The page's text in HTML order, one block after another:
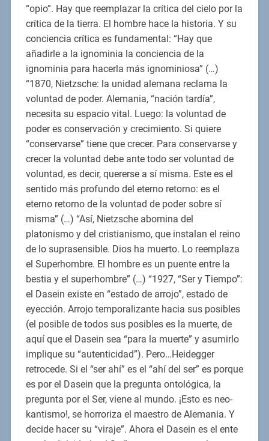
“opio”. Hay que reemplazar la crítica del cielo por la
crítica de la tierra. El hombre hace la historia. Y su
conciencia crítica es fundamental: “Hay que
añadirle a la ignominia la conciencia de la
ignominia para hacerla más ignominiosa” (…)
“1870, Nietzsche: la unidad alemana reclama la
voluntad de poder. Alemania, “nación tardía”,
necesita su espacio vital. Luego: la voluntad de
poder es conservación y crecimiento. Si quiere
“conservarse” tiene que crecer. Para conservarse y
crecer la voluntad debe ante todo ser voluntad de
voluntad, es decir, quererse a sí misma. Este es el
sentido más profundo del eterno retorno: es el
eterno retorno de la voluntad de poder sobre sí
misma” (…) “Así, Nietzsche abomina del
platonismo y del cristianismo, que instalan el reino
de lo suprasensible. Dios ha muerto. Lo reemplaza
el Superhombre. El hombre es un puente entre la
bestia y el superhombre” (…) “1927, “Ser y Tiempo”:
el Dasein existe en “estado de arrojo”, estado de
eyección. Arrojo temporalizante hacia sus posibles
(el posible de todos sus posibles es la muerte, de
aquí que el Dasein sea “para la muerte” y asumirlo
implique su “autenticidad”). Pero…Heidegger
retrocede. Si el “ser ahí” es el “ahí del ser” es porque
es por el Dasein que la pregunta ontológica, la
pregunta por el Ser, viene al mundo. ¡Esto es neo-
kantismo!, se horroriza el maestro de Alemania. Y
decide hacer su “viraje”. Ahora el Dasein es el ente